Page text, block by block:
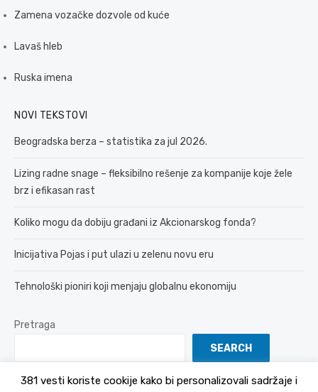
Zamena vozačke dozvole od kuće
Lavaš hleb
Ruska imena
NOVI TEKSTOVI
Beogradska berza – statistika za jul 2026.
Lizing radne snage – fleksibilno rešenje za kompanije koje žele
brz i efikasan rast
Koliko mogu da dobiju građani iz Akcionarskog fonda?
Inicijativa Pojas i put ulazi u zelenu novu eru
Tehnološki pioniri koji menjaju globalnu ekonomiju
Pretraga
SEARCH
381 vesti koriste cookije kako bi personalizovali sadržaje i